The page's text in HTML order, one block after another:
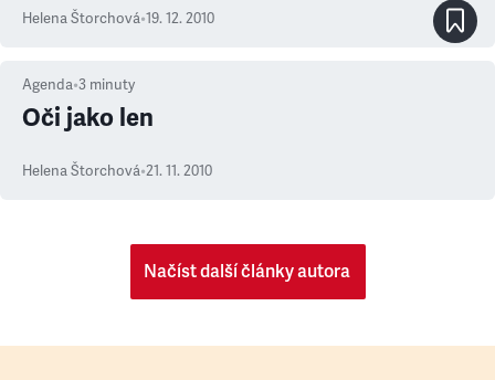
Helena Štorchová•19. 12. 2010
Agenda•3 minuty
Oči jako len
Helena Štorchová•21. 11. 2010
Načíst další články autora